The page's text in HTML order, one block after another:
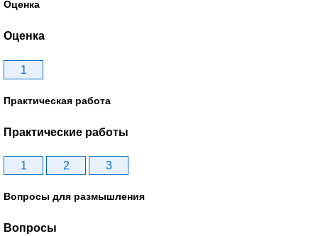
Оценка
Оценка
1
Практическая работа
Практические работы
1 2 3
Вопросы для размышления
Вопросы